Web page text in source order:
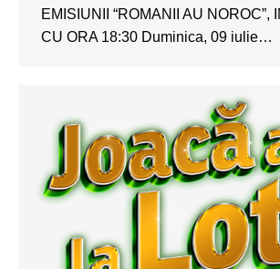
EMISIUNII “ROMANII AU NOROC”,
CU ORA 18:30 Duminica, 09 iulie…